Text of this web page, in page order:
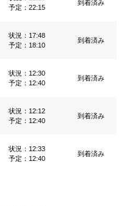
予定：22:15
到着済み
状況：17:48
予定：18:10
到着済み
状況：12:30
予定：12:40
到着済み
状況：12:12
予定：12:40
到着済み
状況：12:33
予定：12:40
到着済み